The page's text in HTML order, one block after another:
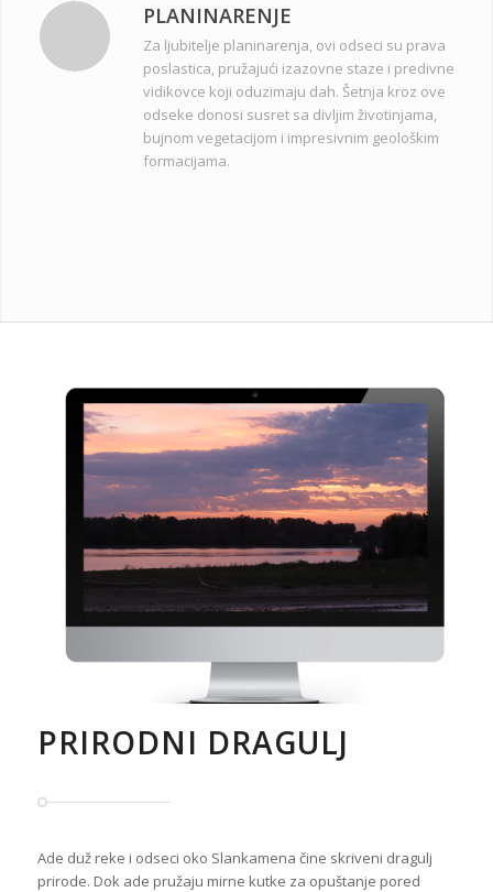
PLANINARENJE
Za ljubitelje planinarenja, ovi odseci su prava
poslastica, pružajući izazovne staze i predivne
vidikovce koji oduzimaju dah. Šetnja kroz ove
odseke donosi susret sa divljim životinjama,
bujnom vegetacijom i impresivnim geološkim
formacijama.
PRIRODNI DRAGULJ
Ade duž reke i odseci oko Slankamena čine skriveni dragulj
prirode. Dok ade pružaju mirne kutke za opuštanje pored